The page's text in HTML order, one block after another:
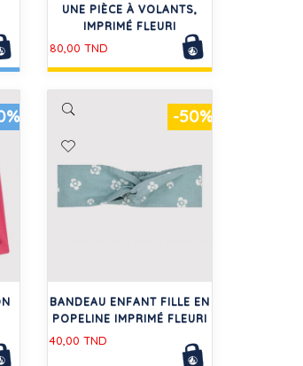
UNE PIÈCE À VOLANTS,
IMPRIMÉ FLEURI
80,00 TND
-50%
BANDEAU ENFANT FILLE EN
POPELINE IMPRIMÉ FLEURI
40,00 TND